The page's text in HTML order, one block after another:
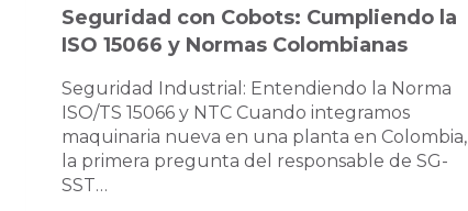
FÁBRICA
EN
2026?
Seguridad con Cobots: Cumpliendo la
ISO 15066 y Normas Colombianas
Seguridad Industrial: Entendiendo la Norma
ISO/TS 15066 y NTC Cuando integramos
maquinaria nueva en una planta en Colombia,
la primera pregunta del responsable de SG-
SST…